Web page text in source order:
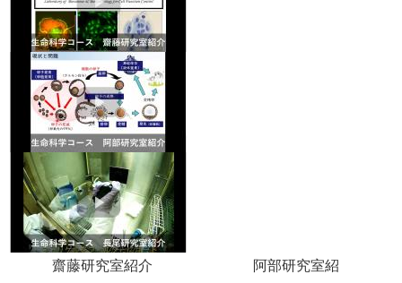
齋藤研究室紹介 阿部研究室紹